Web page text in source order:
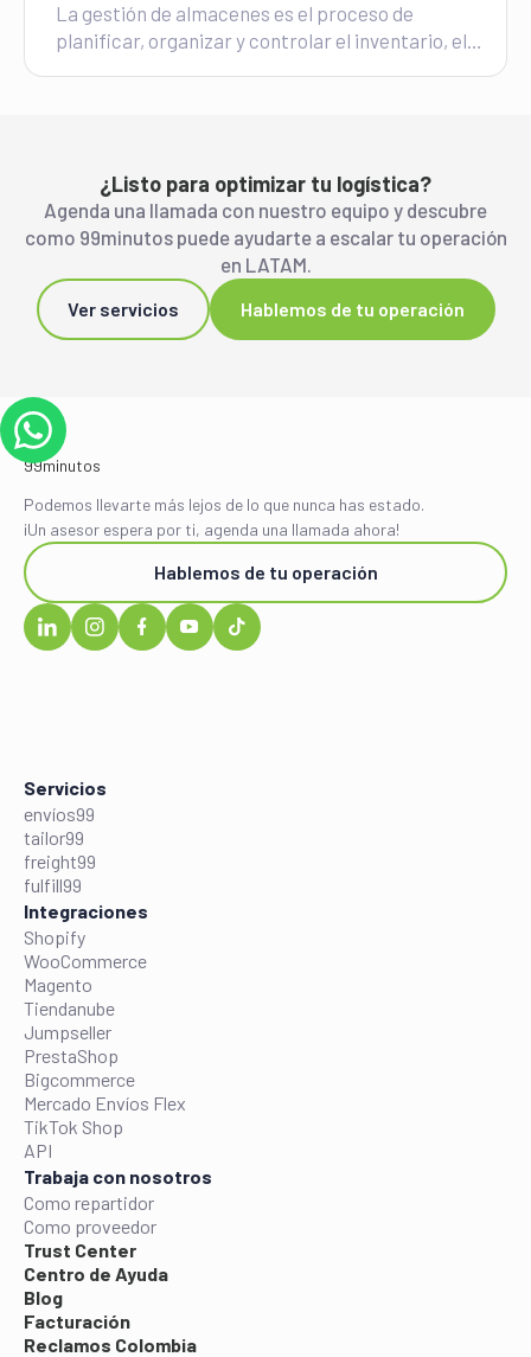
La gestión de almacenes es el proceso de
planificar, organizar y controlar el inventario, el
¿Listo para optimizar tu logística?
Agenda una llamada con nuestro equipo y descubre
como 99minutos puede ayudarte a escalar tu operación
en LATAM.
Ver servicios Hablemos de tu operación
Podemos llevarte más lejos de lo que nunca has estado.
¡Un asesor espera por ti, agenda una llamada ahora!
Hablemos de tu operación
Servicios
envíos99
tailor99
freight99
fulfill99
Integraciones
Shopify
WooCommerce
Magento
Tiendanube
Jumpseller
PrestaShop
Bigcommerce
Mercado Envíos Flex
TikTok Shop
API
Trabaja con nosotros
Como repartidor
Como proveedor
Trust Center
Centro de Ayuda
Blog
Facturación
Reclamos Colombia